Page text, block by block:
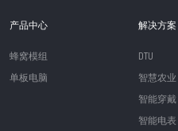
产品中心
蜂窝模组
单板电脑
解决方案
DTU
智慧农业
智能穿戴
智能电表